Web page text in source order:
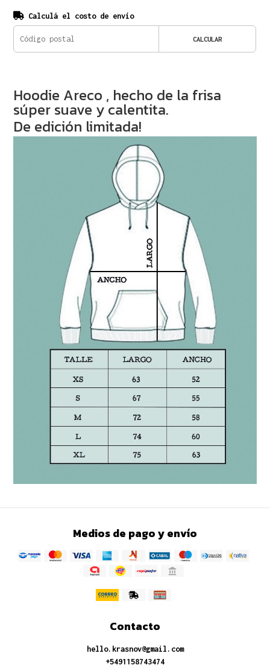
Calculá el costo de envío
CALCULAR
Hoodie Areco , hecho de la frisa
súper suave y calentita.
De edición limitada!
Medios de pago y envío
Contacto
hello.krasnov@gmail.com
+5491158743474